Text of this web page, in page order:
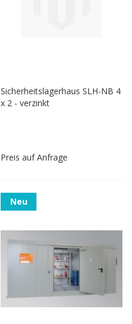
Sicherheitslagerhaus SLH-NB 4
x 2 - verzinkt
Preis auf Anfrage
Neu